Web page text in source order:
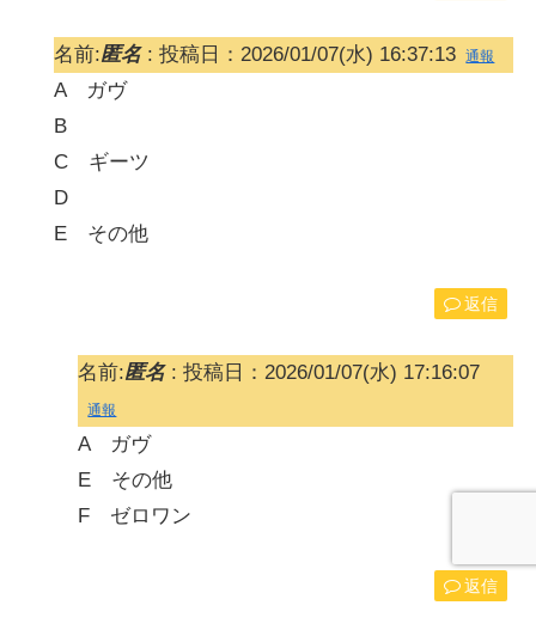
名前:匿名: 投稿日：2026/01/07(水) 16:37:13 通報
A ガヴ
B
C ギーツ
D
E その他
返信
名前:匿名: 投稿日：2026/01/07(水) 17:16:07
通報
A ガヴ
E その他
F ゼロワン
返信